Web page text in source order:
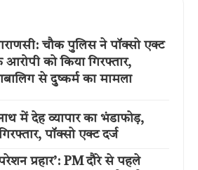
चौक पुलिस ने पॉक्सो एक्ट
आरोपी को किया गिरफ्तार,
से दुष्कर्म का मामला
में देह व्यापार का भंडाफोड़,
पॉक्सो एक्ट दर्ज
प्रहार’: PM दौरे से पहले